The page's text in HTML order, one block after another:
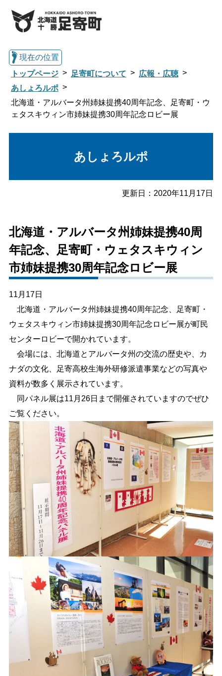
総合トップへ戻る
しごと・産業 緊急・防災
文字サイズ
色合い
白 黒 黄
リセット
language
閉じる
現在の位置
トップページ
足寄町について
広報・広聴
あしょろルポ
北海道・アルバータ州姉妹提携40周年記念、足寄町・ウ
ェタスキウィン市姉妹提携30周年記念ロビー展
あしょろルポ
更新日： 2020年11月17日
北海道・アルバータ州姉妹提携40周
年記念、足寄町・ウェタスキウィン
市姉妹提携30周年記念ロビー展
11月17日
北海道・アルバータ州姉妹提携40周年記念、足寄町・
ウェタスキウィン市姉妹提携30周年記念ロビー展が町民
センターロビーで開かれています。
会場には、北海道とアルバータ州の交流の歴史や、カ
ナダの文化、足寄高校生海外研修派遣事業などの写真や
資料が数多く展示されています。
同パネル展は11月26日まで開催されていますのでぜひ
ご覧ください。